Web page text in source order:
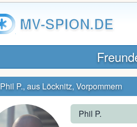
MV-SPION.DE
Phil P., aus Löcknitz, Vorpommern
Phil P.